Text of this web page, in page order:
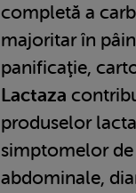
completă a
majoritar în
panificaţie,
Lactaza
produselor
simptomelor
abdominale,